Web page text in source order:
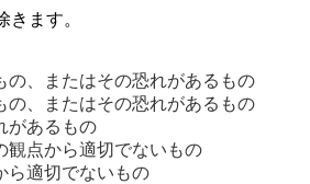
きます。
の、またはその恐れがあるもの
の、またはその恐れがあるもの
があるもの
観点から適切でないもの
ら適切でないもの